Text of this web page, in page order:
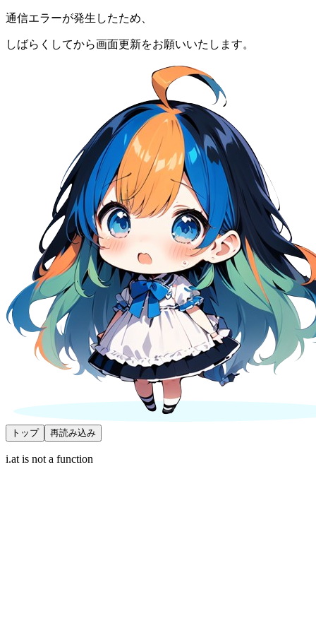
通信エラーが発生したため、
しばらくしてから画面更新をお願いいたします。
トップ 再読み込み
i.at is not a function